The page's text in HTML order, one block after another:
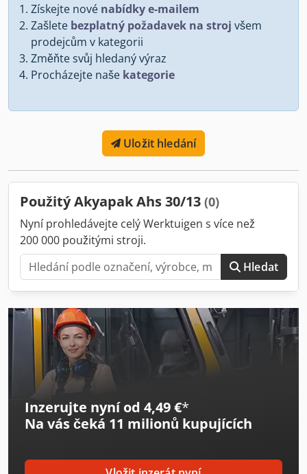
Získejte nové nabídky e-mailem
Zašlete bezplatný požadavek na stroj všem
prodejcům v kategorii
Změňte svůj hledaný výraz
Procházejte naše kategorie
Uložit hledání
Použitý Akyapak Ahs 30/13 (0)
Nyní prohledávejte celý Werktuigen s více než
200 000 použitými stroji.
Hledat
Inzerujte nyní od 4,49 €*
Na vás čeká 11 milionů kupujících